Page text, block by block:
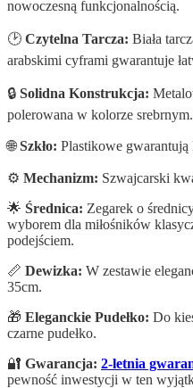
nowoczesną funkcjonalnością.
🕑 Czytelna Tarcza: Biała
arabskimi cyframi gwarantuje
🔒 Solidna Konstrukcja:
polerowana w kolorze srebrnym.
🌐Szkło: Plastikowe gwarantują
⚙️ Mechanizm: Szwajcarski
🌟 Średnica: Zegarek o
wyborem dla miłośników
podejściem.
📏 Dewizka: W zestawie
35cm.
🎁 Eleganckie Pudełko: Do
czarne pudełko.
🔐 Gwarancja: 2-letnia
pewność inwestycji w ten